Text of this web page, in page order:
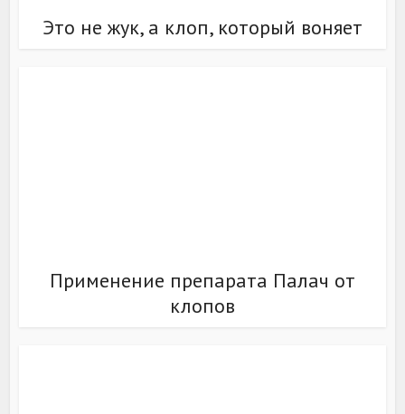
Это не жук, а клоп, который воняет
Применение препарата Палач от
клопов